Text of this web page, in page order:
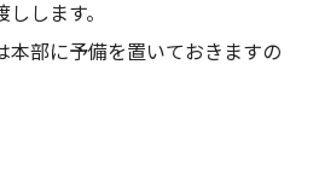
します。
部に予備を置いておきますの